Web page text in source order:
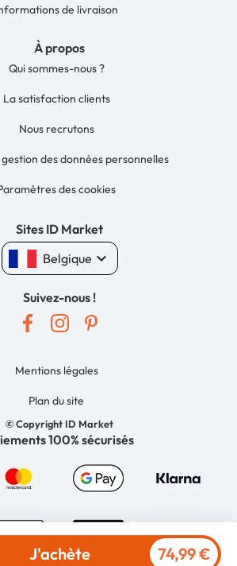
J'achète 74,99 €
de livraison
À propos
Qui sommes-nous ?
La satisfaction clients
Nous recrutons
des données personnelles
des cookies
Sites ID Market
Belgique keyboard_arrow_down
Suivez-nous !
© Copyright ID Market
Mentions légales
Plan du site
100% sécurisés